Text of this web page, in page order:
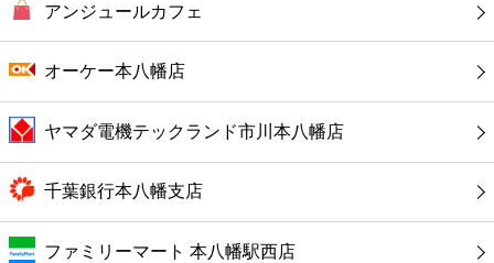
アンジュールカフェ
オーケー本八幡店
ヤマダ電機テックランド市川本八幡店
千葉銀行本八幡支店
ファミリーマート 本八幡駅西店